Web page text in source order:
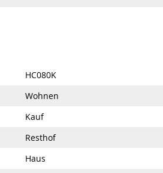
HC080K
Wohnen
Kauf
Resthof
Haus